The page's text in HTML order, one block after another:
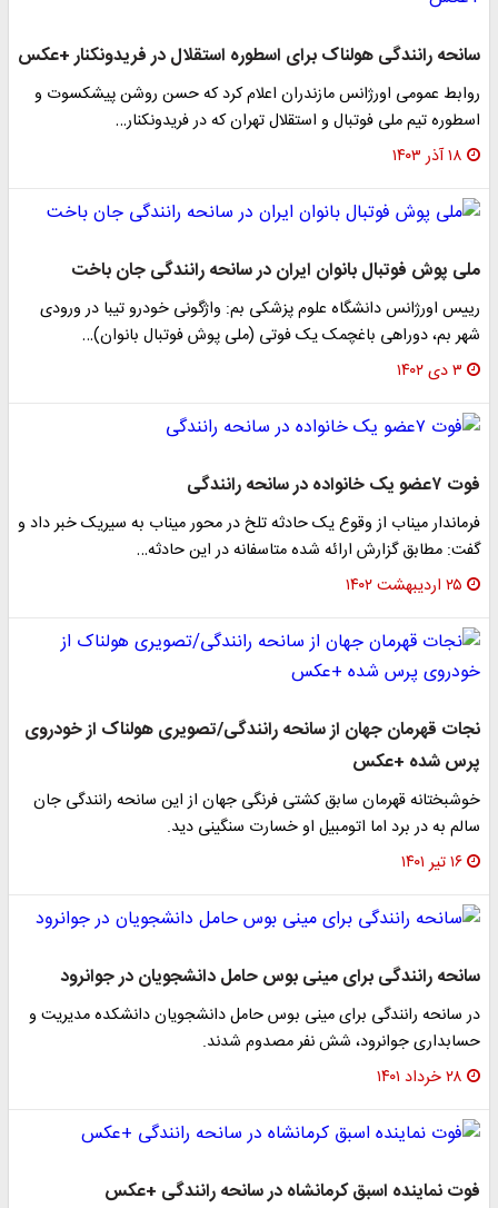
سانحه رانندگی هولناک برای اسطوره‌ استقلال در فریدونکنار +عکس
روابط عمومی اورژانس مازندران اعلام کرد که حسن روشن پیشکسوت و
اسطوره‌ تیم ملی فوتبال و استقلال تهران که در فریدونکنار…
۱۸ آذر ۱۴۰۳
ملی پوش فوتبال بانوان ایران در سانحه رانندگی جان باخت
رییس اورژانس دانشگاه علوم پزشکی بم: واژگونی خودرو تیبا در ورودی
شهر بم، دوراهی باغچمک یک فوتی (ملی پوش فوتبال بانوان)…
۳ دی ۱۴۰۲
فوت ۷عضو یک خانواده در سانحه رانندگی
فرماندار میناب از وقوع یک حادثه تلخ در محور میناب به سیریک خبر داد و
گفت: مطابق گزارش ارائه شده متاسفانه در این حادثه…
۲۵ اردیبهشت ۱۴۰۲
نجات قهرمان جهان از سانحه رانندگی/تصویری هولناک از خودروی
پرس شده +عکس
خوشبختانه قهرمان سابق کشتی فرنگی جهان از این سانحه رانندگی جان
سالم به در برد اما اتومبیل او خسارت سنگینی دید.
۱۶ تیر ۱۴۰۱
سانحه رانندگی برای مینی بوس حامل دانشجویان در جوانرود
در سانحه رانندگی برای مینی بوس حامل دانشجویان دانشکده مدیریت و
حسابداری جوانرود، شش نفر مصدوم شدند.
۲۸ خرداد ۱۴۰۱
فوت نماینده اسبق کرمانشاه در سانحه رانندگی +عکس